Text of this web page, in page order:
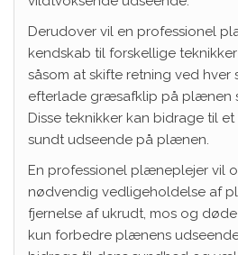
Derudover vil en professionel
kendskab til forskellige
såsom at skifte retning ved hver
efterlade græsafklip på plænen
Disse teknikker kan bidrage til
sundt udseende på plænen.
En professionel plæneplejer vil
nødvendig vedligeholdelse af
fjernelse af ukrudt, mos og
kun forbedre plænens